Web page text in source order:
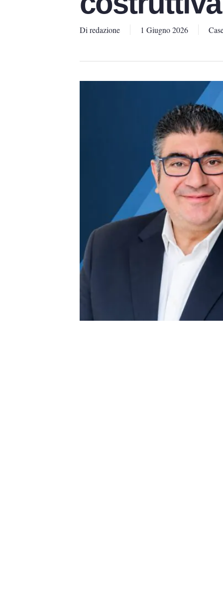
Di redazione 1 Giugno 2026